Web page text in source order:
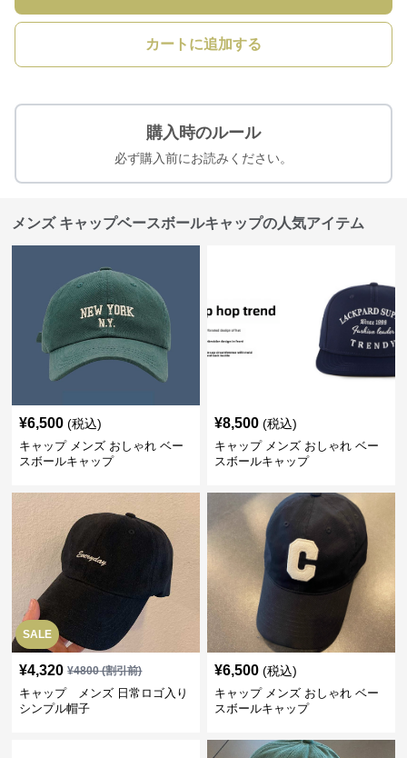
カートに追加する
購入時のルール
必ず購入前にお読みください。
メンズ キャップベースボールキャップの人気アイテム
¥6,500 (税込)
キャップ メンズ おしゃれ ベー
スボールキャップ
¥8,500 (税込)
キャップ メンズ おしゃれ ベー
スボールキャップ
SALE
¥4,320 ¥4800(割引前)
キャップ メンズ 日常ロゴ入り
シンプル帽子
¥6,500 (税込)
キャップ メンズ おしゃれ ベー
スボールキャップ